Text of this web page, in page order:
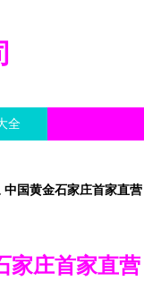
全
中国黄金石家庄首家直营
家庄首家直营